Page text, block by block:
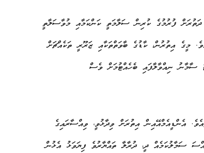
ދަތުރަށް ފުރުމުގެ ކުރިން ސަލާމަތީ ކަންކަމާއި މުވާސަލާތީ
މީގެ އިތުރުން، ކާޑުގެ ބާވަތްތަކާއި ޒަރޫރީ ތަކެއްޗަށް
ސާމާނު ނިއްވާލާފައި ބެހެއްޓުމަށް ވެސް
އެންޑީއެމްއޭއިން އިތުރަށް ވިދާޅުވީ، ވިއްސާރައިގެ
ސަމާލުކަމެއް ދީ، ދުރާލާ ތައްޔާރުވެ ފިޔަވަޅު އެޅުން